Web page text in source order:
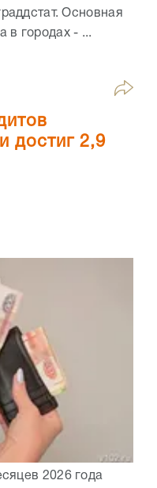
Основная
в городах - ...
достиг 2,9
2026 года